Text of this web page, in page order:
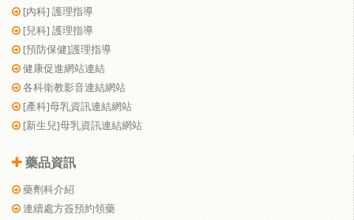
[內科] 護理指導
[兒科] 護理指導
[預防保健]護理指導
健康促進網站連結
各科衛教影音連結網站
[產科]母乳資訊連結網站
[新生兒]母乳資訊連結網站
藥品資訊
藥劑科介紹
連續處方簽預約領藥